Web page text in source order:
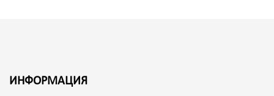
ИНФОРМАЦИЯ